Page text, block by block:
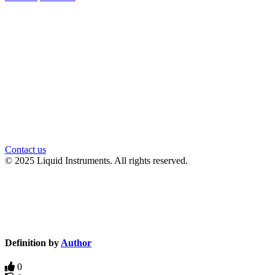
Contact us
© 2025 Liquid Instruments. All rights reserved.
Definition by Author
0